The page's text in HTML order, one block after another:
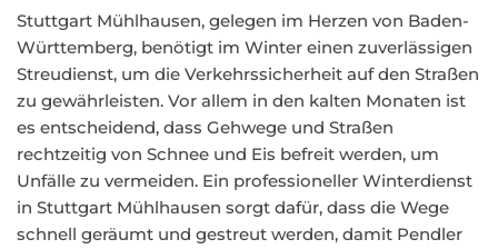
Stuttgart Mühlhausen, gelegen im Herzen von Baden-
Württemberg, benötigt im Winter einen zuverlässigen
Streudienst, um die Verkehrssicherheit auf den Straßen
zu gewährleisten. Vor allem in den kalten Monaten ist
es entscheidend, dass Gehwege und Straßen
rechtzeitig von Schnee und Eis befreit werden, um
Unfälle zu vermeiden. Ein professioneller Winterdienst
in Stuttgart Mühlhausen sorgt dafür, dass die Wege
schnell geräumt und gestreut werden, damit Pendler